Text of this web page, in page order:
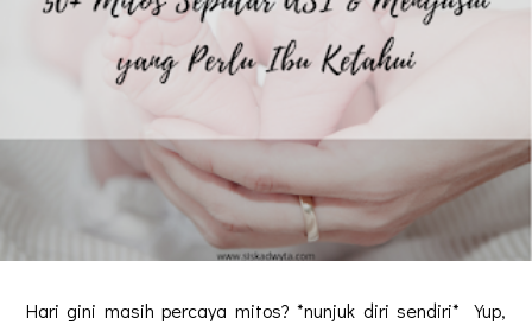
Hari gini masih percaya mitos? *nunjuk diri sendiri* Yup,